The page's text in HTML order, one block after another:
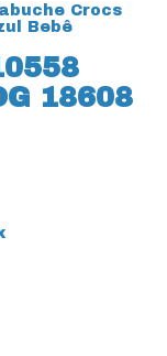
Crocs
Bebê
18608